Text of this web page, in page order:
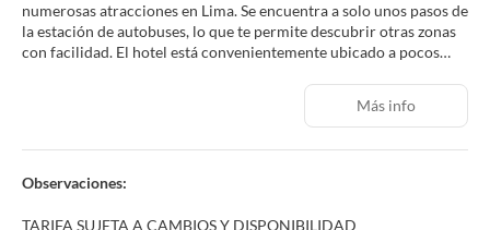
numerosas atracciones en Lima. Se encuentra a solo unos pasos de
la estación de autobuses, lo que te permite descubrir otras zonas
con facilidad. El hotel está convenientemente ubicado a pocos
una cálida hospitalidad y un excelente servicio. Las habitaciones
están elegantemente decoradas y ofrecen un ambiente relajante
brinda calidad y un servicio ejemplar, lo que asegura una estancia
confortable. Te invitamos a aprovechar todas las instalaciones y
Más info
Observaciones:
TARIFA SUJETA A CAMBIOS Y DISPONIBILIDAD